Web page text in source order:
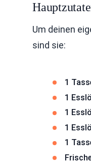
Um deinen
sind sie:
1
1
1
1
1